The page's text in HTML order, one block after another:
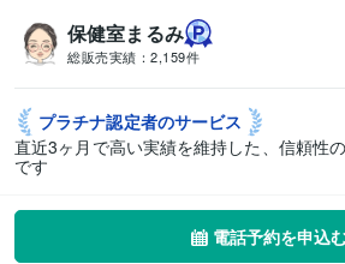
保健室まるみ
総販売実績： 2,159件
プラチナ認定者のサービス
直近3ヶ月で高い実績を維持した、信頼性
です
電話予約を申込